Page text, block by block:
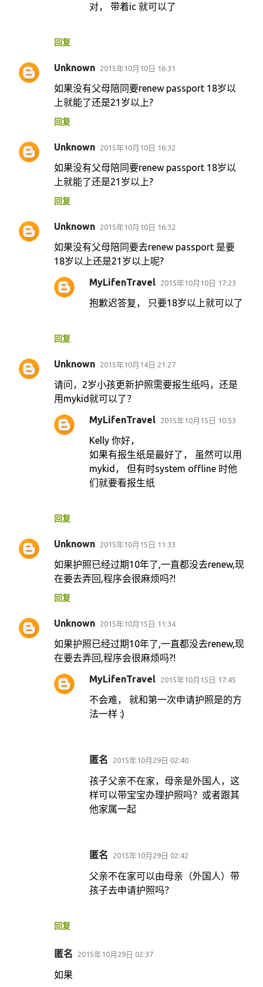
回复
对， 带着ic 就可以了
Unknown 2015年10月10日 16:31
如果没有父母陪同要renew passport 18岁以
上就能了还是21岁以上?
回复
Unknown 2015年10月10日 16:32
如果没有父母陪同要renew passport 18岁以
上就能了还是21岁以上?
回复
Unknown 2015年10月10日 16:32
如果没有父母陪同要去renew passport 是要
18岁以上还是21岁以上呢?
回复
MyLifenTravel 2015年10月10日 17:23
抱歉迟答复， 只要18岁以上就可以了
Unknown 2015年10月14日 21:27
请问，2岁小孩更新护照需要报生纸吗，还是
用mykid就可以了？
回复
MyLifenTravel 2015年10月15日 10:53
Kelly 你好，
如果有报生纸是最好了， 虽然可以用
mykid， 但有时system offline 时他
们就要看报生纸
Unknown 2015年10月15日 11:33
如果护照已经过期10年了,一直都没去renew,现
在要去弄回,程序会很麻烦吗?!
回复
Unknown 2015年10月15日 11:34
如果护照已经过期10年了,一直都没去renew,现
在要去弄回,程序会很麻烦吗?!
回复
MyLifenTravel 2015年10月15日 17:45
不会难， 就和第一次申请护照是的方
法一样 :)
匿名 2015年10月29日 02:40
孩子父亲不在家，母亲是外国人，这
样可以带宝宝办理护照吗？或者跟其
他家属一起
匿名 2015年10月29日 02:42
父亲不在家可以由母亲（外国人）带
孩子去申请护照吗？
匿名 2015年10月29日 02:37
如果